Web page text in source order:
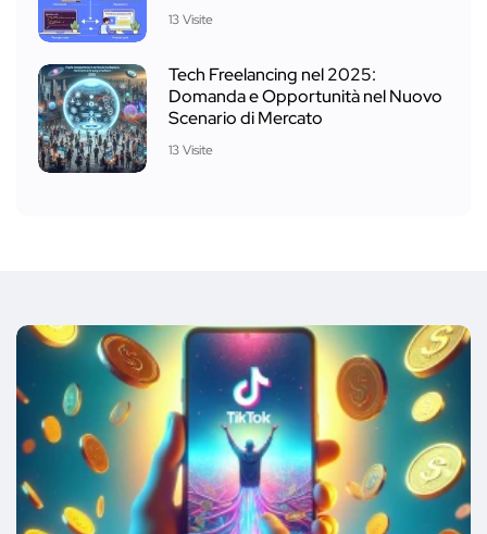
13 Visite
Tech Freelancing nel 2025:
Domanda e Opportunità nel Nuovo
Scenario di Mercato
13 Visite